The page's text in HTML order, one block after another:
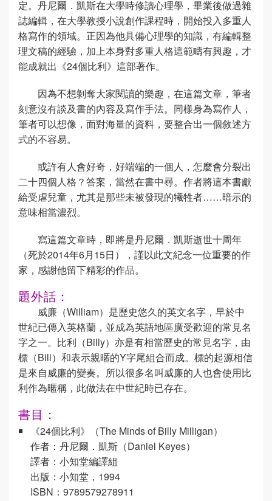
定。丹尼爾．凱斯在大學時修讀心理學，畢業後做過雜
誌編輯，在大學教授小說創作課程時，開始投入多重人
格寫作的領域。正因為他具備心理學的知識，有編輯整
理文稿的經驗，加上本身對多重人格這範疇有興趣，才
能成就出《24個比利》這部著作。
因為不想剝奪大家閱讀的樂趣，在這篇文章，筆者
刻意沒有談及書的內容及寫作手法。同樣身為寫作人，
筆者可以想像，面對海量的資料，要整合出一個敘述方
式的不容易。
或許有人會好奇，好端端的一個人，怎麼會分裂出
二十四個人格？答案，當然在書中尋。作者將這本書獻
給受虐兒童，尤其是那些未被發現的犧牲者……暗示的
意味相當濃烈。
寫這篇文章時，即將是丹尼爾．凱斯逝世十周年
（死於2014年6月15日），謹以此文紀念一位重要的作
家，感謝他留下精彩的作品。
題外話：
威廉（William）是歷史悠久的英文名字，早於中
世紀已傳入英格蘭，並成為英語地區廣受歡迎的常見名
字之一。比利（Billy）亦是有相當歷史的常見名字，由
標（Bill）和表示親暱的Y字尾組合而成。標的起源相信
是來自威廉的變奏。所以很多名叫威廉的人也會使用比
利作為暱稱，此做法在中世紀時已存在。
書目：
《24個比利》（The Minds of Billy Milligan）
作者：丹尼爾．凱斯（Daniel Keyes）
譯者：小知堂編譯組
出版：小知堂，1994
ISBN：9789579278911